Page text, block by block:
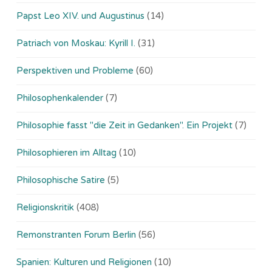
Papst Leo XIV. und Augustinus (14)
Patriach von Moskau: Kyrill I. (31)
Perspektiven und Probleme (60)
Philosophenkalender (7)
Philosophie fasst "die Zeit in Gedanken". Ein Projekt (7)
Philosophieren im Alltag (10)
Philosophische Satire (5)
Religionskritik (408)
Remonstranten Forum Berlin (56)
Spanien: Kulturen und Religionen (10)